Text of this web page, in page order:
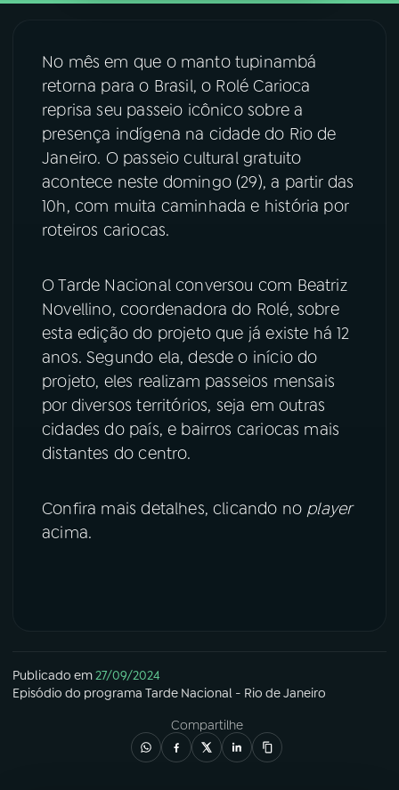
06VIDEOCASTS
07 ÚLTIMAS
FESTIVAL DE MÚSICA
ACOMPANHE A RÁDIO NACIONAL
YouTube
TikTok
No mês em que o manto tupinambá
retorna para o Brasil, o Rolé Carioca
reprisa seu passeio icônico sobre a
presença indígena na cidade do Rio de
Janeiro. O passeio cultural gratuito
acontece neste domingo (29), a partir das
10h, com muita caminhada e história por
roteiros cariocas.
O Tarde Nacional conversou com Beatriz
Novellino, coordenadora do Rolé, sobre
esta edição do projeto que já existe há 12
anos. Segundo ela, desde o início do
projeto, eles realizam passeios mensais
por diversos territórios, seja em outras
cidades do país, e bairros cariocas mais
distantes do centro.
Confira mais detalhes, clicando no player
acima.
Publicado em27/09/2024
Episódio do programa Tarde Nacional - Rio de Janeiro
Compartilhe